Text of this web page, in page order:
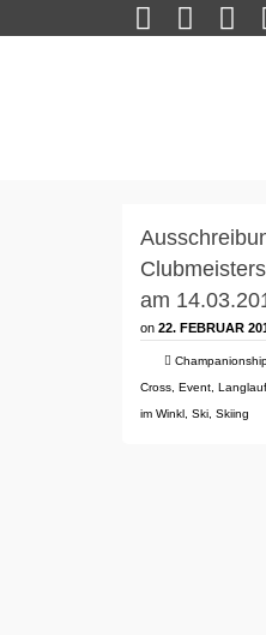
am
on 22. FEBRUAR
Cross Event Langlauf
im Winkl Ski Skiing